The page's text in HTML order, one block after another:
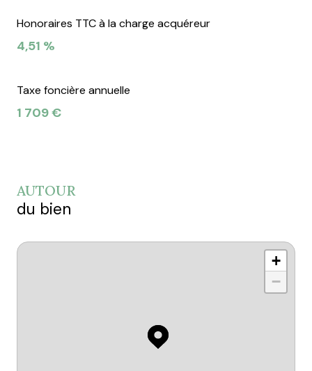
Honoraires TTC à la charge acquéreur
4,51 %
Taxe foncière annuelle
1 709 €
AUTOUR
du bien
+
−